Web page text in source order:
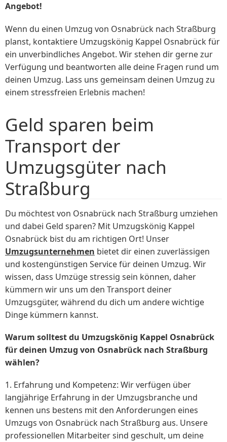
Angebot!
Wenn du einen Umzug von Osnabrück nach Straßburg
planst, kontaktiere Umzugskönig Kappel Osnabrück für
ein unverbindliches Angebot. Wir stehen dir gerne zur
Verfügung und beantworten alle deine Fragen rund um
deinen Umzug. Lass uns gemeinsam deinen Umzug zu
einem stressfreien Erlebnis machen!
Geld sparen beim
Transport der
Umzugsgüter nach
Straßburg
Du möchtest von Osnabrück nach Straßburg umziehen
und dabei Geld sparen? Mit Umzugskönig Kappel
Osnabrück bist du am richtigen Ort! Unser
Umzugsunternehmen bietet dir einen zuverlässigen
und kostengünstigen Service für deinen Umzug. Wir
wissen, dass Umzüge stressig sein können, daher
kümmern wir uns um den Transport deiner
Umzugsgüter, während du dich um andere wichtige
Dinge kümmern kannst.
Warum solltest du Umzugskönig Kappel Osnabrück
für deinen Umzug von Osnabrück nach Straßburg
wählen?
1. Erfahrung und Kompetenz: Wir verfügen über
langjährige Erfahrung in der Umzugsbranche und
kennen uns bestens mit den Anforderungen eines
Umzugs von Osnabrück nach Straßburg aus. Unsere
professionellen Mitarbeiter sind geschult, um deine